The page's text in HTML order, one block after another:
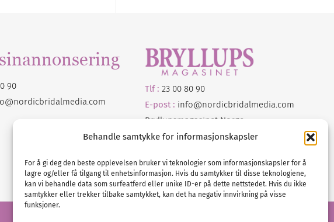
Behandle samtykke for informasjonskapsler
For å gi deg den beste opplevelsen bruker vi teknologier som informasjonskapsler for å
lagre og/eller få tilgang til enhetsinformasjon. Hvis du samtykker til disse teknologiene,
kan vi behandle data som surfeatferd eller unike ID-er på dette nettstedet. Hvis du ikke
samtykker eller trekker tilbake samtykket, kan det ha negativ innvirkning på visse
funksjoner.
90
nordicbridalmedia.com
Tlf : 23 00 80 90
E-post : info@nordicbridalmedia .com
Bryllupsmagasinet Norge
© All rights reserved.